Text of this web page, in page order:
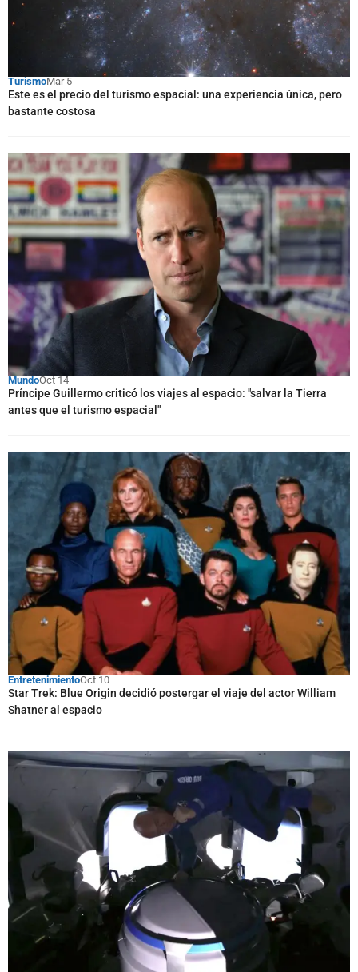
TurismoMar 5
Este es el precio del turismo espacial: una experiencia única, pero
bastante costosa
MundoOct 14
Príncipe Guillermo criticó los viajes al espacio: "salvar la Tierra
antes que el turismo espacial"
EntretenimientoOct 10
Star Trek: Blue Origin decidió postergar el viaje del actor William
Shatner al espacio